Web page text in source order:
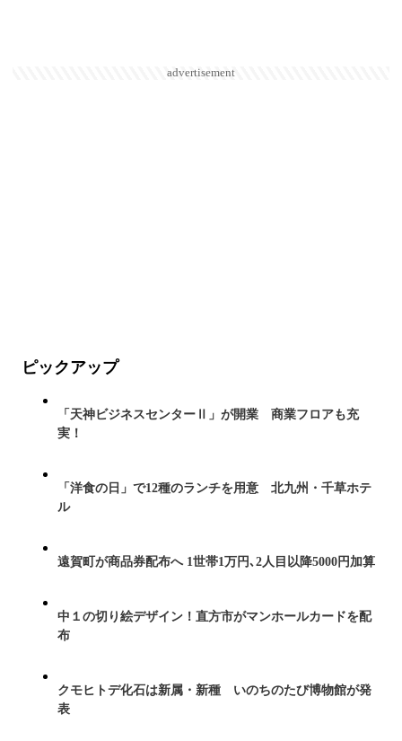
advertisement
ピックアップ
「天神ビジネスセンターⅡ」が開業 商業フロアも充
実！
「洋食の日」で12種のランチを用意 北九州・千草ホテ
ル
遠賀町が商品券配布へ 1世帯1万円､2人目以降5000円加算
中１の切り絵デザイン！直方市がマンホールカードを配
布
クモヒトデ化石は新属・新種 いのちのたび博物館が発
表